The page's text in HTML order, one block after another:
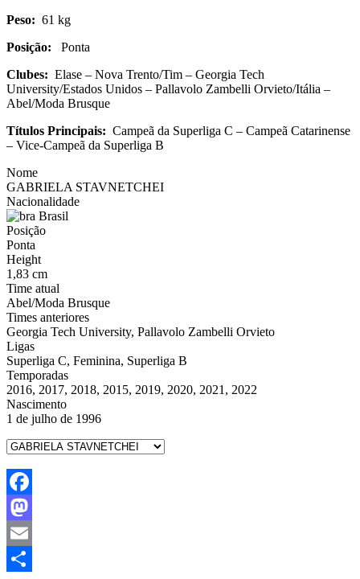
Peso: 61 kg
Posição: Ponta
Clubes: Elase – Nova Trento/Tim – Georgia Tech
University/Estados Unidos – Pallavolo Zambelli Orvieto/Itália –
Abel/Moda Brusque
Títulos Principais: Campeã da Superliga C – Campeã Catarinense
– Vice-Campeã da Superliga B
Nome
GABRIELA STAVNETCHEI
Nacionalidade
Brasil
Posição
Ponta
Height
1,83 cm
Time atual
Abel/Moda Brusque
Times anteriores
Georgia Tech University, Pallavolo Zambelli Orvieto
Ligas
Superliga C, Feminina, Superliga B
Temporadas
2016, 2017, 2018, 2015, 2019, 2020, 2021, 2022
Nascimento
1 de julho de 1996
Facebook
Mastodon
Email